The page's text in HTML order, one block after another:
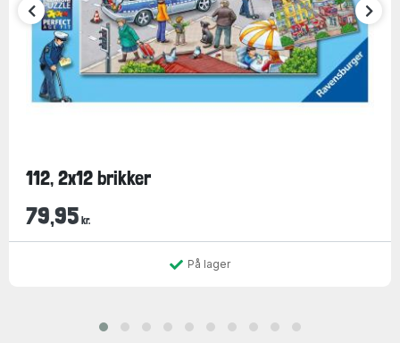
112, 2x12 brikker
79,95 kr.
På lager